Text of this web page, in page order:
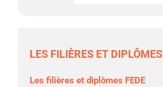
LES FILIÈRES ET DIPLÔMES
Les filières et diplômes FEDE